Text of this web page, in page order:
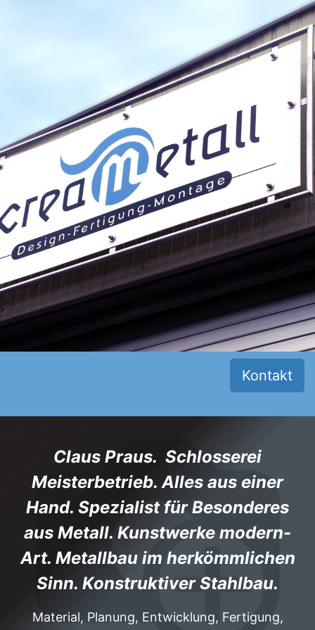
Kontakt
Claus Praus. Schlosserei
Meisterbetrieb. Alles aus einer
Hand. Spezialist für Besonderes
aus Metall. Kunstwerke modern-
Art. Metallbau im herkömmlichen
Sinn. Konstruktiver Stahlbau.
Material, Planung, Entwicklung, Fertigung,